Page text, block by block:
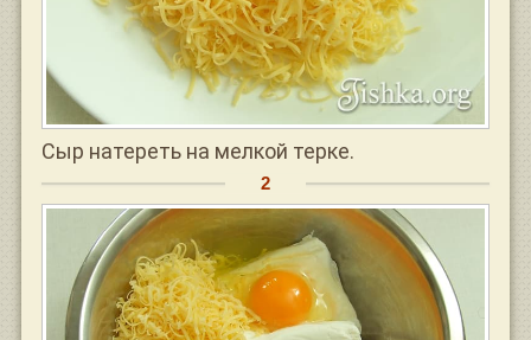
Сыр натереть на мелкой терке.